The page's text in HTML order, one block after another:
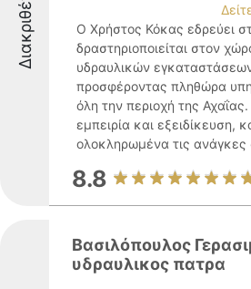
Ο Χρήστος Κόκας εδρεύει
δραστηριοποιείται στον
υδραυλικών
προσφέροντας πληθώρα
όλη την περιοχή της
εμπειρία και εξειδίκευση,
ολοκληρωμένα τις
8.8
Βασιλόπουλος
υδραυλικος πατρα